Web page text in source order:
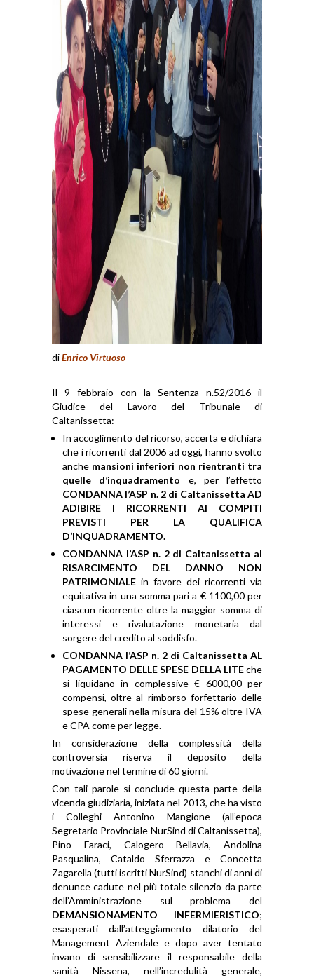
diEnrico Virtuoso
Il 9 febbraio con la Sentenza n.52/2016 il
Giudice del Lavoro del Tribunale di
Caltanissetta:
In accoglimento del ricorso, accerta e dichiara
che i ricorrenti dal 2006 ad oggi, hanno svolto
anche mansioni inferiori non rientranti tra
quelle d’inquadramento e, per l’effetto
CONDANNA l’ASP n. 2 di Caltanissetta AD
ADIBIRE I RICORRENTI AI COMPITI
PREVISTI PER LA QUALIFICA
D’INQUADRAMENTO.
CONDANNA l’ASP n. 2 di Caltanissetta al
RISARCIMENTO DEL DANNO NON
PATRIMONIALE in favore dei ricorrenti via
equitativa in una somma pari a € 1100,00 per
ciascun ricorrente oltre la maggior somma di
interessi e rivalutazione monetaria dal
sorgere del credito al soddisfo.
CONDANNA l’ASP n. 2 di Caltanissetta AL
PAGAMENTO DELLE SPESE DELLA LITEche
si liquidano in complessive € 6000,00 per
compensi, oltre al rimborso forfettario delle
spese generali nella misura del 15% oltre IVA
e CPA come per legge.
In considerazione della complessità della
controversia riserva il deposito della
motivazione nel termine di 60 giorni.
Con tali parole si conclude questa parte della
vicenda giudiziaria, iniziata nel 2013, che ha visto
i Colleghi Antonino Mangione (all’epoca
Segretario Provinciale NurSind di Caltanissetta),
Pino Faraci, Calogero Bellavia, Andolina
Pasqualina, Cataldo Sferrazza e Concetta
Zagarella (tutti iscritti NurSind) stanchi di anni di
denunce cadute nel più totale silenzio da parte
dell’Amministrazione sul problema del
DEMANSIONAMENTO INFERMIERISTICO;
esasperati dall’atteggiamento dilatorio del
Management Aziendale e dopo aver tentato
invano di sensibilizzare il responsabile della
sanità Nissena, nell’incredulità generale,